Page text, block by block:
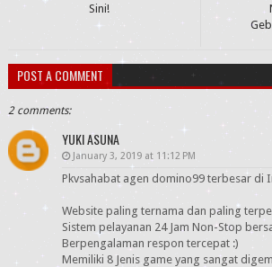
Sini!
POST A COMMENT
2 comments:
YUKI ASUNA
January 3, 2019 at 11:12 PM
Pkvsahabat agen domino99 terbesar di
Website paling ternama dan paling
Sistem pelayanan 24 Jam Non-Stop
Berpengalaman respon tercepat :)
Memiliki 8 Jenis game yang sangat